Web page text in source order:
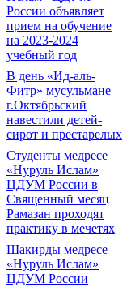
России объявляет
прием на обучение
на 2023-2024
учебный год
В день «Ид-аль-
Фитр» мусульмане
г.Октябрьский
навестили детей-
сирот и престарелых
Cтуденты медресе
«Нуруль Ислам»
ЦДУМ России в
Священный месяц
Рамазан проходят
практику в мечетях
Шакирды медресе
«Нуруль Ислам»
ЦДУМ России